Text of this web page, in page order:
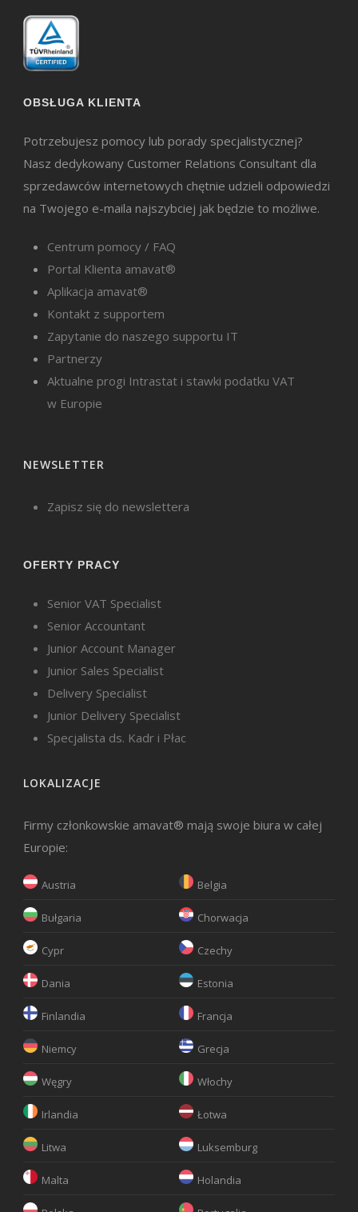
OBSŁUGA KLIENTA
Potrzebujesz pomocy lub porady specjalistycznej?
Nasz dedykowany Customer Relations Consultant dla
sprzedawców internetowych chętnie udzieli odpowiedzi
na Twojego e-maila najszybciej jak będzie to możliwe.
Centrum pomocy / FAQ
Portal Klienta amavat®
Aplikacja amavat®
Kontakt z supportem
Zapytanie do naszego supportu IT
Partnerzy
Aktualne progi Intrastat i stawki podatku VAT
w Europie
NEWSLETTER
Zapisz się do newslettera
OFERTY PRACY
Senior VAT Specialist
Senior Accountant
Junior Account Manager
Junior Sales Specialist
Delivery Specialist
Junior Delivery Specialist
Specjalista ds. Kadr i Płac
LOKALIZACJE
Firmy członkowskie amavat® mają swoje biura w całej
Europie:
Austria Belgia
Bułgaria Chorwacja
Cypr Czechy
Dania Estonia
Finlandia Francja
Niemcy Grecja
Węgry Włochy
Irlandia Łotwa
Litwa Luksemburg
Malta Holandia